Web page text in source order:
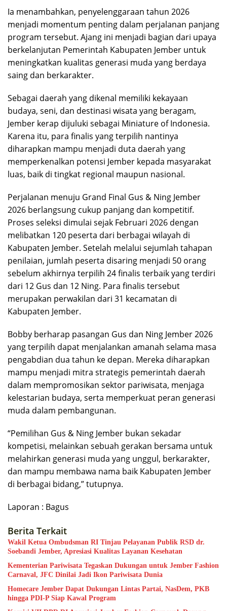
Ia menambahkan, penyelenggaraan tahun 2026
menjadi momentum penting dalam perjalanan panjang
program tersebut. Ajang ini menjadi bagian dari upaya
berkelanjutan Pemerintah Kabupaten Jember untuk
meningkatkan kualitas generasi muda yang berdaya
saing dan berkarakter.
Sebagai daerah yang dikenal memiliki kekayaan
budaya, seni, dan destinasi wisata yang beragam,
Jember kerap dijuluki sebagai Miniature of Indonesia.
Karena itu, para finalis yang terpilih nantinya
diharapkan mampu menjadi duta daerah yang
memperkenalkan potensi Jember kepada masyarakat
luas, baik di tingkat regional maupun nasional.
Perjalanan menuju Grand Final Gus & Ning Jember
2026 berlangsung cukup panjang dan kompetitif.
Proses seleksi dimulai sejak Februari 2026 dengan
melibatkan 120 peserta dari berbagai wilayah di
Kabupaten Jember. Setelah melalui sejumlah tahapan
penilaian, jumlah peserta disaring menjadi 50 orang
sebelum akhirnya terpilih 24 finalis terbaik yang terdiri
dari 12 Gus dan 12 Ning. Para finalis tersebut
merupakan perwakilan dari 31 kecamatan di
Kabupaten Jember.
Bobby berharap pasangan Gus dan Ning Jember 2026
yang terpilih dapat menjalankan amanah selama masa
pengabdian dua tahun ke depan. Mereka diharapkan
mampu menjadi mitra strategis pemerintah daerah
dalam mempromosikan sektor pariwisata, menjaga
kelestarian budaya, serta memperkuat peran generasi
muda dalam pembangunan.
“Pemilihan Gus & Ning Jember bukan sekadar
kompetisi, melainkan sebuah gerakan bersama untuk
melahirkan generasi muda yang unggul, berkarakter,
dan mampu membawa nama baik Kabupaten Jember
di berbagai bidang,” tutupnya.
Laporan : Bagus
Berita Terkait
Wakil Ketua Ombudsman RI Tinjau Pelayanan Publik RSD dr.
Soebandi Jember, Apresiasi Kualitas Layanan Kesehatan
Kementerian Pariwisata Tegaskan Dukungan untuk Jember Fashion
Carnaval, JFC Dinilai Jadi Ikon Pariwisata Dunia
Homecare Jember Dapat Dukungan Lintas Partai, NasDem, PKB
hingga PDI-P Siap Kawal Program